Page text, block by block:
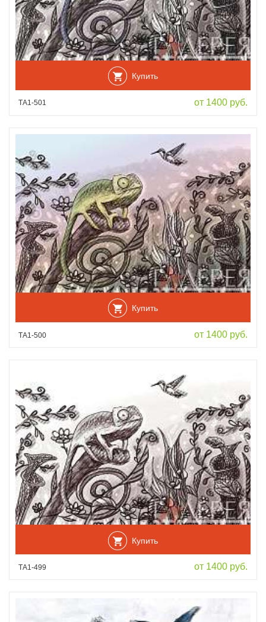
Купить
ТА1-501 от 1400 руб.
Купить
ТА1-500 от 1400 руб.
Купить
ТА1-499 от 1400 руб.